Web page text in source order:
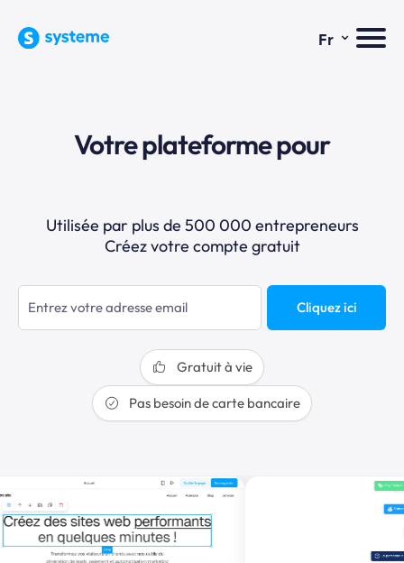
Fr ⌄
Votre plateforme pour
Utilisée par plus de 500 000 entrepreneurs
Créez votre compte gratuit
Cliquez ici
Gratuit à vie
Pas besoin de carte bancaire